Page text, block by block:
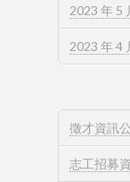
2023 年 5
2023 年 4
徵才資訊
志工招募